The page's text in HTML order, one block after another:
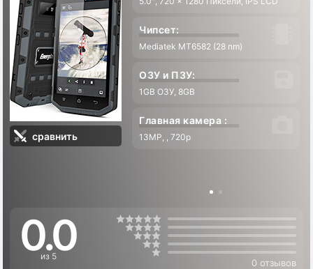
сравнить
Чипсет:
Mediatek MT6582 (28 nm)
ОЗУ и ПЗУ:
1GB ОЗУ, 8GB
Главная камера :
13MP, , 720p
0.0
из 5
0 отзывов